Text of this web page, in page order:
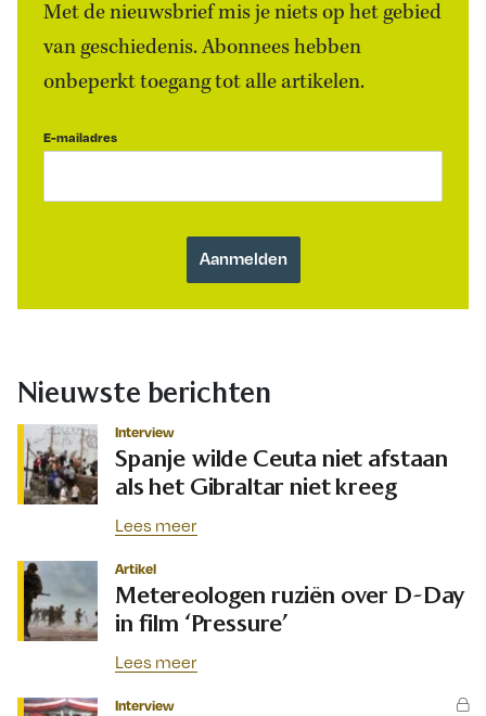
Met de nieuwsbrief mis je niets op het gebied
van geschiedenis. Abonnees hebben
onbeperkt toegang tot alle artikelen.
E-mailadres
Nieuwste berichten
Interview
Spanje wilde Ceuta niet afstaan
als het Gibraltar niet kreeg
Lees meer
Artikel
Metereologen ruziën over D-Day
in film ‘Pressure’
Lees meer
Interview